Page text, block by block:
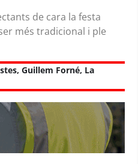
de cara la festa
més tradicional i ple
, Guillem Forné, La